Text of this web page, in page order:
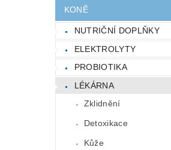
KONĚ
NUTRIČNÍ DOPLŇKY
ELEKTROLYTY
PROBIOTIKA
LÉKÁRNA
Zklidnění
Detoxikace
Kůže